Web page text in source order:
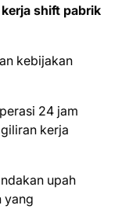
shift pabrik
kebijakan
24 jam
kerja
upah
yang